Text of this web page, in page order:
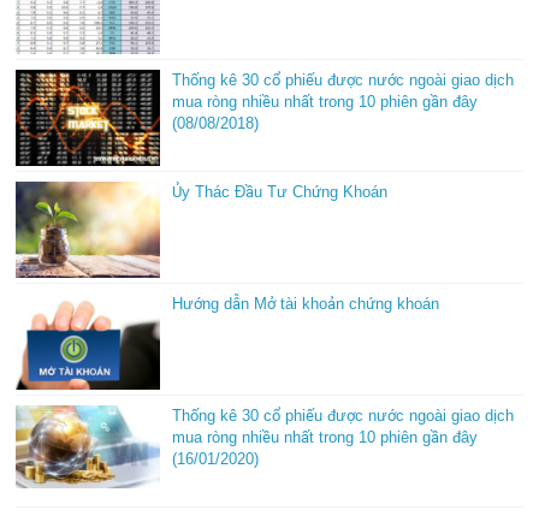
Thống kê 30 cổ phiếu được nước ngoài giao dịch
mua ròng nhiều nhất trong 10 phiên gần đây
(08/08/2018)
Ủy Thác Đầu Tư Chứng Khoán
Hướng dẫn Mở tài khoản chứng khoán
Thống kê 30 cổ phiếu được nước ngoài giao dịch
mua ròng nhiều nhất trong 10 phiên gần đây
(16/01/2020)